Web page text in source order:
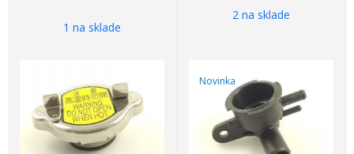
1 na sklade
2 na sklade
Novinka